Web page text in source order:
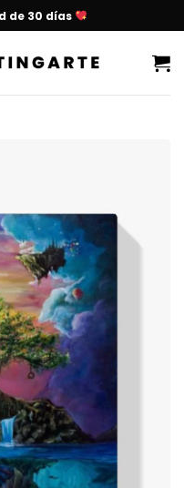
de 30 días